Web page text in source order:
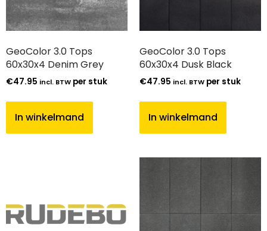
GeoColor 3.0 Tops
60x30x4 Denim Grey
€47.95 incl. BTW per stuk
In winkelmand
GeoColor 3.0 Tops
60x30x4 Dusk Black
€47.95 incl. BTW per stuk
In winkelmand